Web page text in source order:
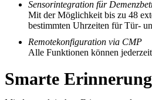
Sensorintegration für
Mit der Möglichkeit bis zu 48
bestimmten Uhrzeiten für Tür-
Remotekonfiguration via CMP
Alle Funktionen können
Smarte